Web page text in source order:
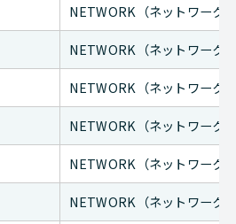
NETWORK（ネットワーク
NETWORK（ネットワーク
NETWORK（ネットワーク
NETWORK（ネットワーク
NETWORK（ネットワーク
NETWORK（ネットワーク